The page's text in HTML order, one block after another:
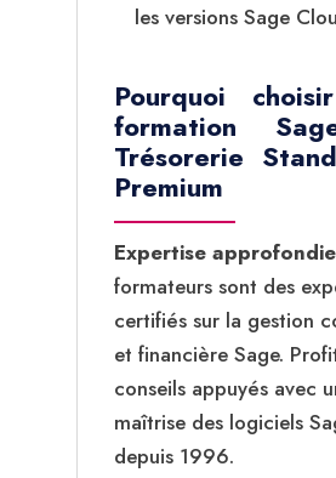
les versions Sage
Pourquoi
formation
Trésorerie
Premium
Expertise
formateurs sont des
certifiés sur la gestion
et financière Sage.
conseils appuyés avec
maîtrise des logiciels
depuis 1996.